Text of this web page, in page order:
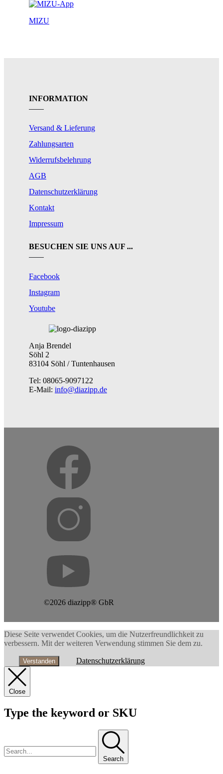
MIZU
INFORMATION
Versand & Lieferung
Zahlungsarten
Widerrufsbelehrung
AGB
Datenschutzerklärung
Kontakt
Impressum
BESUCHEN SIE UNS AUF ...
Facebook
Instagram
Youtube
Anja Brendel
Söhl 2
83104 Söhl / Tuntenhausen
Tel: 08065-9097122
E-Mail: info@diazipp.de
©2026 diazipp® GbR
Diese Seite verwendet Cookies, um die Nutzerfreundlichkeit zu
verbessern. Mit der weiteren Verwendung stimmen Sie dem zu.
Verstanden Datenschutzerklärung
Close
Type the keyword or SKU
Search